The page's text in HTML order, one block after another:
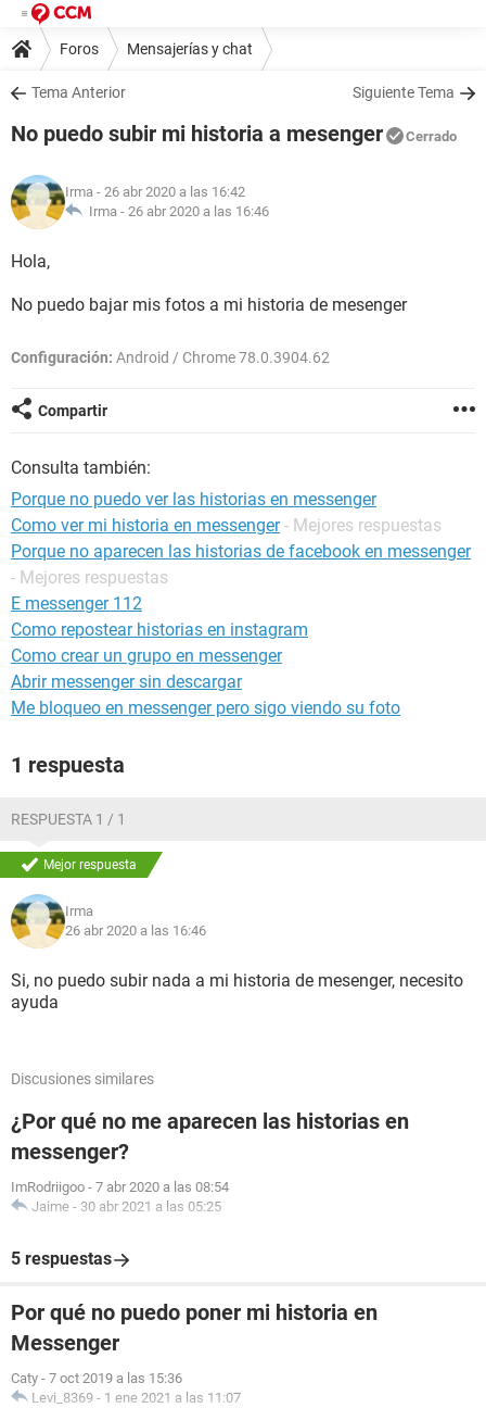
Foros Mensajerías y chat
Tema Anterior Siguiente Tema
No puedo subir mi historia a mesenger Cerrado
Irma - 26 abr 2020 a las 16:42
Irma - 26 abr 2020 a las 16:46
Hola,
No puedo bajar mis fotos a mi historia de mesenger
Configuración: Android / Chrome 78.0.3904.62
Compartir
Consulta también:
Porque no puedo ver las historias en messenger
Como ver mi historia en messenger - Mejores respuestas
Porque no aparecen las historias de facebook en messenger
- Mejores respuestas
E messenger 112
Como repostear historias en instagram
Como crear un grupo en messenger
Abrir messenger sin descargar
Me bloqueo en messenger pero sigo viendo su foto
1 respuesta
RESPUESTA 1 / 1
Mejor respuesta
Irma
26 abr 2020 a las 16:46
Si, no puedo subir nada a mi historia de mesenger, necesito
ayuda
Discusiones similares
¿Por qué no me aparecen las historias en
messenger?
ImRodriigoo - 7 abr 2020 a las 08:54
Jaime - 30 abr 2021 a las 05:25
5 respuestas
Por qué no puedo poner mi historia en
Messenger
Caty - 7 oct 2019 a las 15:36
Levi_8369 - 1 ene 2021 a las 11:07